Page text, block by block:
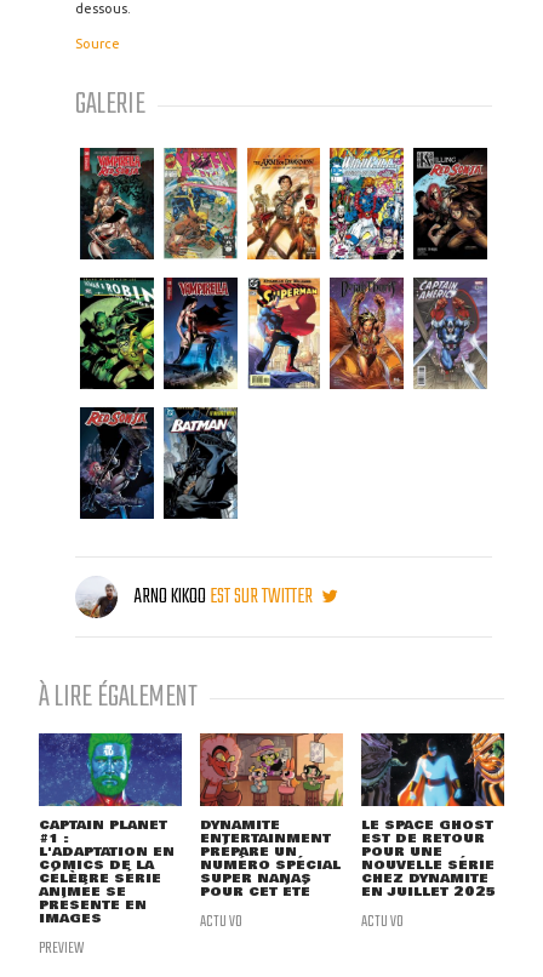
dessous.
Source
GALERIE
ARNO KIKOOEST SUR TWITTER
À LIRE ÉGALEMENT
CAPTAIN PLANET
#1 :
L'ADAPTATION EN
COMICS DE LA
CÉLÈBRE SÉRIE
ANIMÉE SE
PRÉSENTE EN
IMAGES
PREVIEW
DYNAMITE
ENTERTAINMENT
PRÉPARE UN
NUMÉRO SPÉCIAL
SUPER NANAS
POUR CET ÉTÉ
ACTU VO
LE SPACE GHOST
EST DE RETOUR
POUR UNE
NOUVELLE SÉRIE
CHEZ DYNAMITE
EN JUILLET 2025
ACTU VO